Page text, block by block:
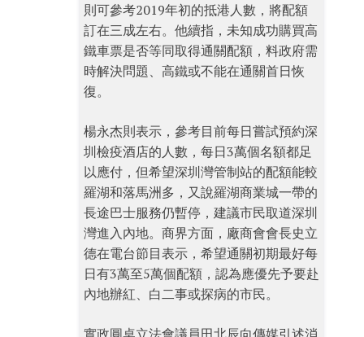
則可參考2019年初的抵港人數，將配額
訂在三成左右。他續指，未知成功購買高
鐵車票是否等同取得通關配額，料政府需
時解決問題、高鐵或不能在通關首日恢
復。
楊永杰則表示，參考目前每日嘗試預約深
圳檢疫酒店的人數，每日3萬個名額都足
以應付，但希望深圳灣管制站的配額能較
羅湖和落馬洲多，又說羅湖商業城一帶的
長途巴士服務仍暫停，建議市民取道深圳
灣進入內地。商界方面，廠商會會長史立
德在電台節目表示，希望通關初期最好每
日有3萬至5萬個配額，認為應優先予要赴
內地辦紅、白二事或探病的市民。